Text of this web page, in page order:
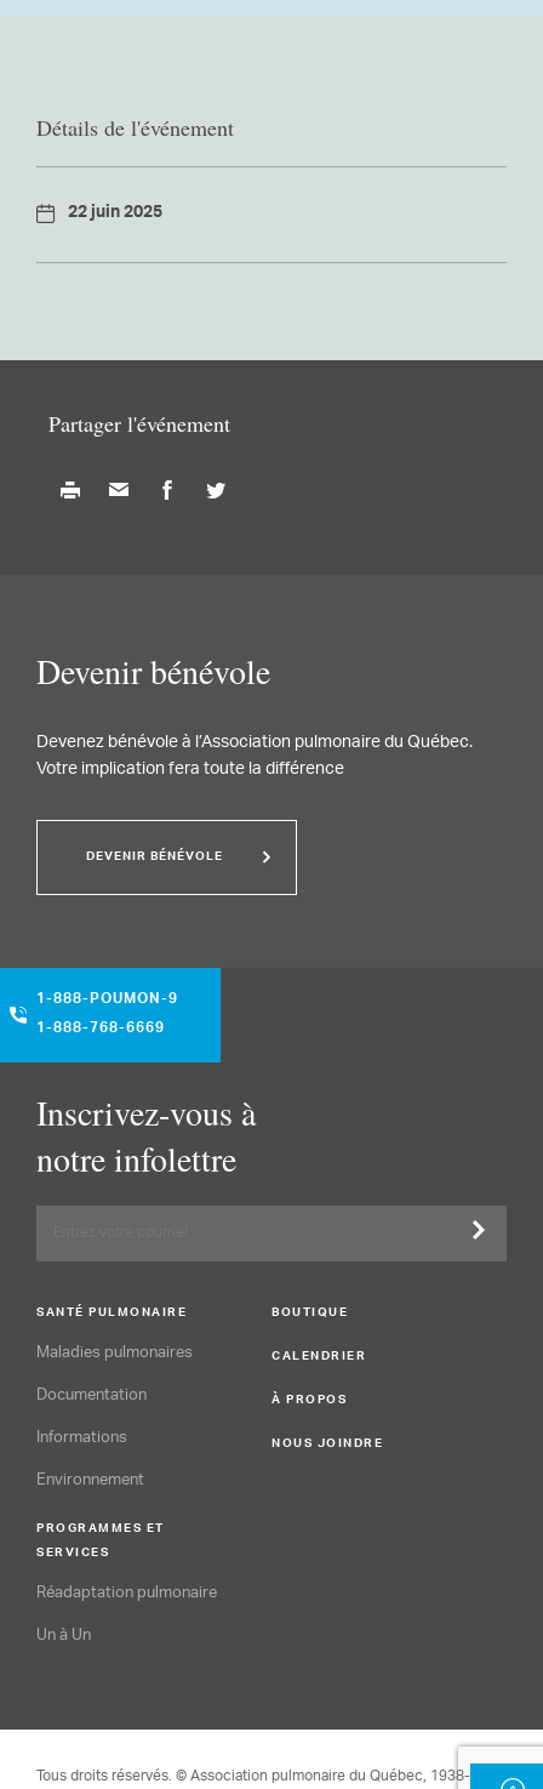
Détails de l'événement
22 juin 2025
Partager l'événement
Devenir bénévole
Devenez bénévole à l’Association pulmonaire du Québec.
Votre implication fera toute la différence
DEVENIR BÉNÉVOLE
1-888-POUMON-9
1-888-768-6669
Inscrivez-vous à
notre infolettre
SANTÉ PULMONAIRE
Maladies pulmonaires
Documentation
Informations
Environnement
PROGRAMMES ET
SERVICES
Réadaptation pulmonaire
Un à Un
BOUTIQUE
CALENDRIER
À PROPOS
NOUS JOINDRE
Tous droits réservés. © Association pulmonaire du Québec, 1938-2026